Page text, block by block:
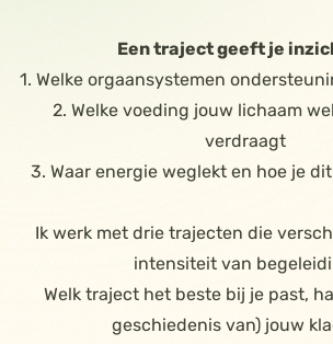
Een traject geeft je
1. Welke orgaansystemen
2. Welke voeding jouw lichaam
verdraagt
3. Waar energie weglekt en hoe je
Ik werk met drie trajecten die
intensiteit van
Welk traject het beste bij je past,
geschiedenis van) jouw